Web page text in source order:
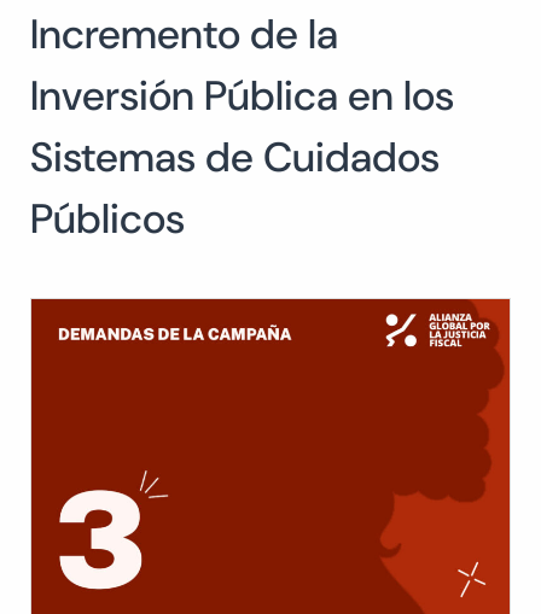
Buscar:
Incremento de la
Inversión Pública en los
Sistemas de Cuidados
Públicos